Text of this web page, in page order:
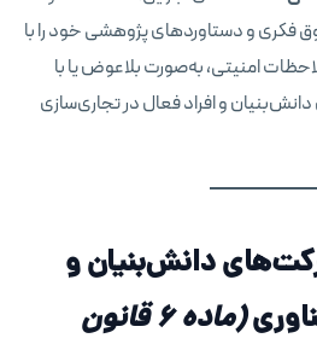
فکری و دستاوردهای پژوهشی خود را با
امنیتی، به‌صورت بلاعوض یا با
و افراد فعال در تجاری‌سازی
دانش‌بنیان و
(ماده ۶ قانون